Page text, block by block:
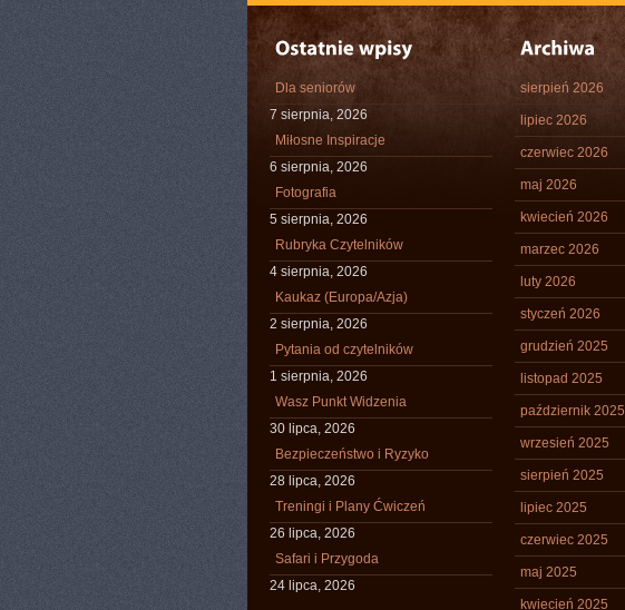
Dla seniorów
7 sierpnia, 2026
Miłosne Inspiracje
6 sierpnia, 2026
Fotografia
5 sierpnia, 2026
Rubryka Czytelników
4 sierpnia, 2026
Kaukaz (Europa/Azja)
2 sierpnia, 2026
Pytania od czytelników
1 sierpnia, 2026
Wasz Punkt Widzenia
30 lipca, 2026
Bezpieczeństwo i Ryzyko
28 lipca, 2026
Treningi i Plany Ćwiczeń
26 lipca, 2026
Safari i Przygoda
24 lipca, 2026
sierpień 2026
lipiec 2026
czerwiec 2026
maj 2026
kwiecień 2026
marzec 2026
luty 2026
styczeń 2026
grudzień 2025
listopad 2025
październik 2025
wrzesień 2025
sierpień 2025
lipiec 2025
czerwiec 2025
maj 2025
kwiecień 2025